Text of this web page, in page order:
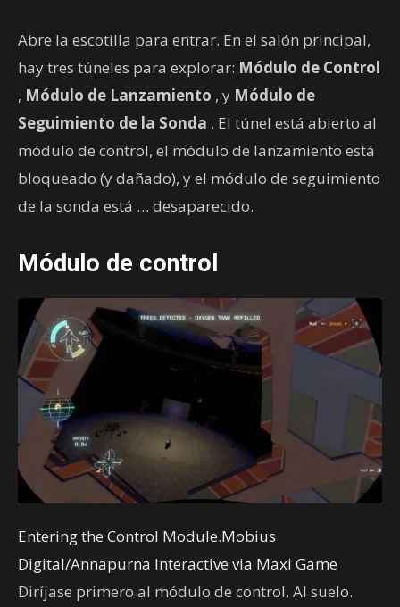
Abre la escotilla para entrar. En el salón principal,
hay tres túneles para explorar: Módulo de Control
, Módulo de Lanzamiento , y Módulo de
Seguimiento de la Sonda . El túnel está abierto al
módulo de control, el módulo de lanzamiento está
bloqueado (y dañado), y el módulo de seguimiento
de la sonda está … desaparecido.
Módulo de control
Entering the Control Module.Mobius
Digital/Annapurna Interactive via Maxi Game
Diríjase primero al módulo de control. Al suelo.